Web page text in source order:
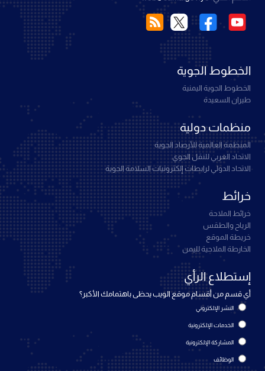
الخطوط الجوية
الخطوط الجوية اليمنية
طيران السعيدة
منظمات دولية
المنظمة العالمية للأرصاد الجوية
الاتحاد العربي للنقل الجوي
الاتحاد الدولي لرابطات إلكترونيات السلامة الجوية
خرائط
خرائط الملاحة
الرياح والطقس
خريطة الموقع
الخارطة الملاحية لليمن
إستطلاع الرأي
أي قسم من أقسام موقع الويب يحظى باهتمامك الأكبر؟
النشر الإلكتروني
الخدمات الإلكترونية
المشاركة الإلكترونية
الوظائف